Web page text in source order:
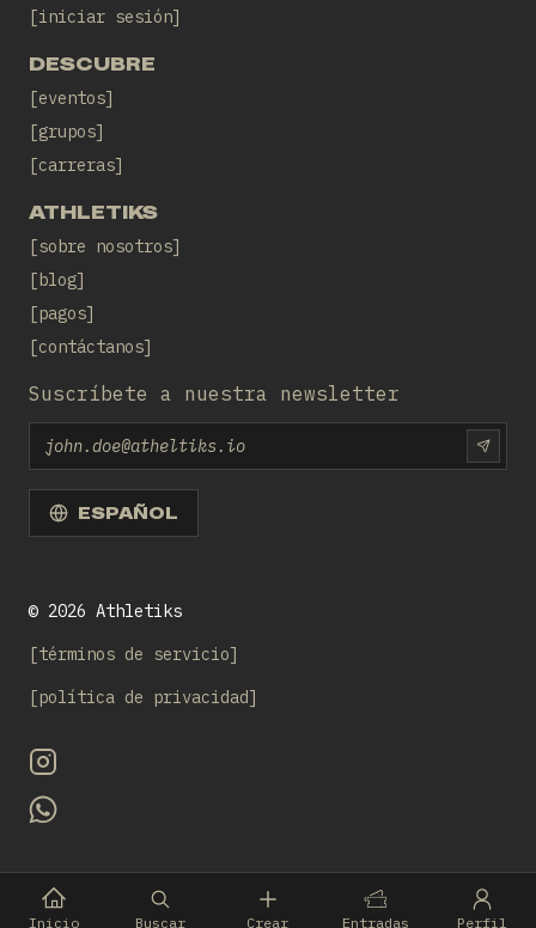
iniciar sesión
DESCUBRE
eventos
grupos
carreras
ATHLETIKS
sobre nosotros
blog
pagos
contáctanos
Suscríbete a nuestra newsletter
Email
ESPAÑOL
© 2026 Athletiks
términos de servicio
política de privacidad
Inicio Buscar Crear Entradas Perfil